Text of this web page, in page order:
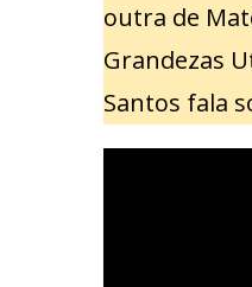
outra de
Grandezas
Santos fala